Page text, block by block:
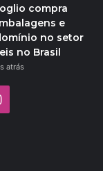
compra
e
no setor
no Brasil
atrás
Instagram